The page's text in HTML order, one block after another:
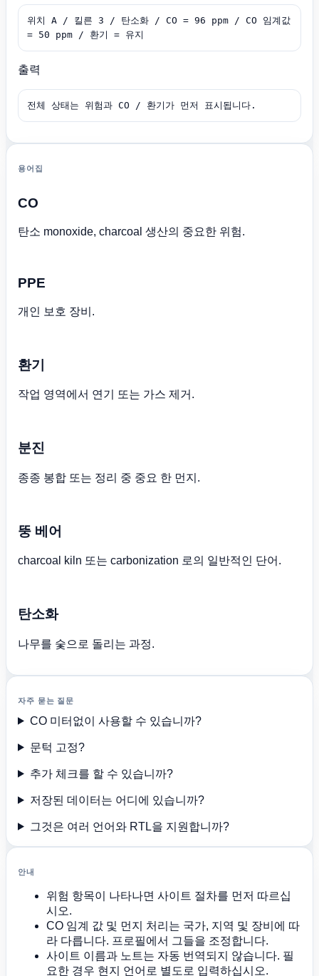
위치 A / 킬른 3 / 탄소화 / CO = 96 ppm / CO 임계값
= 50 ppm / 환기 = 유지
출력
전체 상태는 위험과 CO / 환기가 먼저 표시됩니다.
용어집
CO
탄소 monoxide, charcoal 생산의 중요한 위험.
PPE
개인 보호 장비.
환기
작업 영역에서 연기 또는 가스 제거.
분진
종종 봉합 또는 정리 중 중요 한 먼지.
뚱 베어
charcoal kiln 또는 carbonization 로의 일반적인 단어.
탄소화
나무를 숯으로 돌리는 과정.
자주 묻는 질문
CO 미터없이 사용할 수 있습니까?
문턱 고정?
추가 체크를 할 수 있습니까?
저장된 데이터는 어디에 있습니까?
그것은 여러 언어와 RTL을 지원합니까?
안내
위험 항목이 나타나면 사이트 절차를 먼저 따르십
시오.
CO 임계 값 및 먼지 처리는 국가, 지역 및 장비에 따
라 다릅니다. 프로필에서 그들을 조정합니다.
사이트 이름과 노트는 자동 번역되지 않습니다. 필
요한 경우 현지 언어로 별도로 입력하십시오.